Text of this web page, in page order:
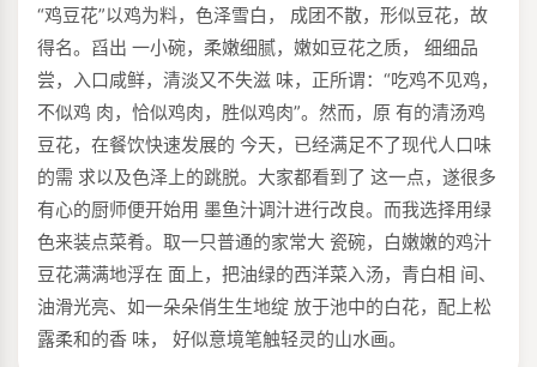
“鸡豆花”以鸡为料，色泽雪白， 成团不散，形似豆花，故
得名。舀出 一小碗，柔嫩细腻，嫩如豆花之质， 细细品
尝，入口咸鲜，清淡又不失滋 味，正所谓：“吃鸡不见鸡，
不似鸡 肉，恰似鸡肉，胜似鸡肉”。然而，原 有的清汤鸡
豆花，在餐饮快速发展的 今天，已经满足不了现代人口味
的需 求以及色泽上的跳脱。大家都看到了 这一点，遂很多
有心的厨师便开始用 墨鱼汁调汁进行改良。而我选择用绿
色来装点菜肴。取一只普通的家常大 瓷碗，白嫩嫩的鸡汁
豆花满满地浮在 面上，把油绿的西洋菜入汤，青白相 间、
油滑光亮、如一朵朵俏生生地绽 放于池中的白花，配上松
露柔和的香 味， 好似意境笔触轻灵的山水画。